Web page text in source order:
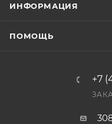
Конечная цена будет
Фактом
ИНФОРМАЦИЯ
ПОМОЩЬ
+7